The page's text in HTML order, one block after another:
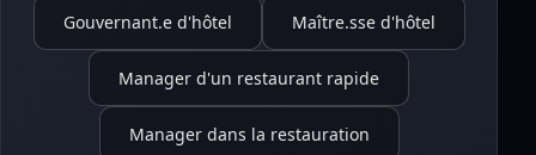
Gouvernant.e d'hôtel Maître.sse d'hôtel
Manager d'un restaurant rapide
Manager dans la restauration